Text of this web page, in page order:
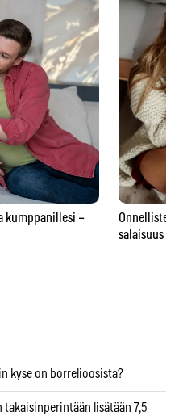
kumppanillesi –
Onnellisten
salaisuus –
kyse on borrelioosista?
takaisinperintään lisätään 7,5